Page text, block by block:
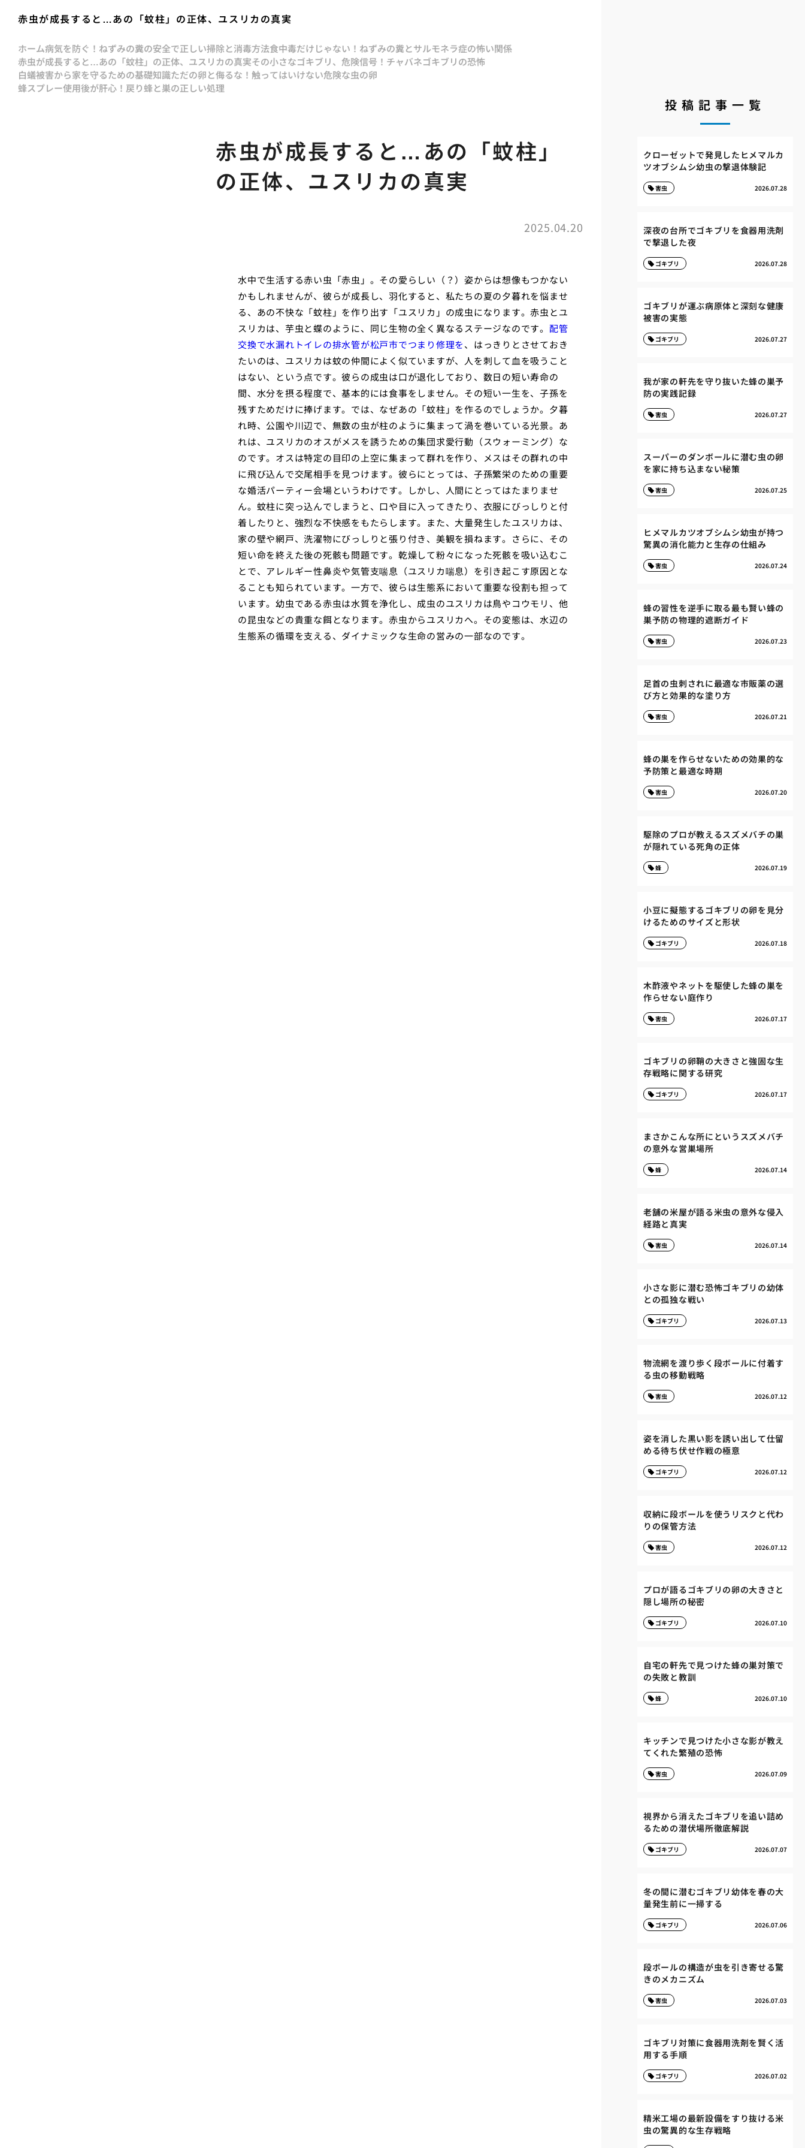
赤虫が成長すると…あの「蚊柱」の正体、ユスリカの真実
ホーム病気を防ぐ！ねずみの糞の安全で正しい掃除と消毒方法食中毒だけじゃない！ねずみの糞とサルモネラ症の怖い関係
赤虫が成長すると…あの「蚊柱」の正体、ユスリカの真実その小さなゴキブリ、危険信号！チャバネゴキブリの恐怖
白蟻被害から家を守るための基礎知識ただの卵と侮るな！触ってはいけない危険な虫の卵
蜂スプレー使用後が肝心！戻り蜂と巣の正しい処理
赤虫が成長すると…あの「蚊柱」
の正体、ユスリカの真実
2025.04.20
水中で生活する赤い虫「赤虫」。その愛らしい（？）姿からは想像もつかない
かもしれませんが、彼らが成長し、羽化すると、私たちの夏の夕暮れを悩ませ
る、あの不快な「蚊柱」を作り出す「ユスリカ」の成虫になります。赤虫とユ
スリカは、芋虫と蝶のように、同じ生物の全く異なるステージなのです。 配管
交換で水漏れトイレの排水管が松戸市でつまり修理を、はっきりとさせておき
たいのは、ユスリカは蚊の仲間によく似ていますが、人を刺して血を吸うこと
はない、という点です。彼らの成虫は口が退化しており、数日の短い寿命の
間、水分を摂る程度で、基本的には食事をしません。その短い一生を、子孫を
残すためだけに捧げます。では、なぜあの「蚊柱」を作るのでしょうか。夕暮
れ時、公園や川辺で、無数の虫が柱のように集まって渦を巻いている光景。あ
れは、ユスリカのオスがメスを誘うための集団求愛行動（スウォーミング）な
のです。オスは特定の目印の上空に集まって群れを作り、メスはその群れの中
に飛び込んで交尾相手を見つけます。彼らにとっては、子孫繁栄のための重要
な婚活パーティー会場というわけです。しかし、人間にとってはたまりませ
ん。蚊柱に突っ込んでしまうと、口や目に入ってきたり、衣服にびっしりと付
着したりと、強烈な不快感をもたらします。また、大量発生したユスリカは、
家の壁や網戸、洗濯物にびっしりと張り付き、美観を損ねます。さらに、その
短い命を終えた後の死骸も問題です。乾燥して粉々になった死骸を吸い込むこ
とで、アレルギー性鼻炎や気管支喘息（ユスリカ喘息）を引き起こす原因とな
ることも知られています。一方で、彼らは生態系において重要な役割も担って
います。幼虫である赤虫は水質を浄化し、成虫のユスリカは鳥やコウモリ、他
の昆虫などの貴重な餌となります。赤虫からユスリカへ。その変態は、水辺の
生態系の循環を支える、ダイナミックな生命の営みの一部なのです。
投稿記事一覧
クローゼットで発見したヒメマルカ
ツオブシムシ幼虫の撃退体験記
2026.07.28
害虫
深夜の台所でゴキブリを食器用洗剤
で撃退した夜
2026.07.28
ゴキブリ
ゴキブリが運ぶ病原体と深刻な健康
被害の実態
2026.07.27
ゴキブリ
我が家の軒先を守り抜いた蜂の巣予
防の実践記録
2026.07.27
害虫
スーパーのダンボールに潜む虫の卵
を家に持ち込まない秘策
2026.07.25
害虫
ヒメマルカツオブシムシ幼虫が持つ
驚異の消化能力と生存の仕組み
2026.07.24
害虫
蜂の習性を逆手に取る最も賢い蜂の
巣予防の物理的遮断ガイド
2026.07.23
害虫
足首の虫刺されに最適な市販薬の選
び方と効果的な塗り方
2026.07.21
害虫
蜂の巣を作らせないための効果的な
予防策と最適な時期
2026.07.20
害虫
駆除のプロが教えるスズメバチの巣
が隠れている死角の正体
2026.07.19
蜂
小豆に擬態するゴキブリの卵を見分
けるためのサイズと形状
2026.07.18
ゴキブリ
木酢液やネットを駆使した蜂の巣を
作らせない庭作り
2026.07.17
害虫
ゴキブリの卵鞘の大きさと強固な生
存戦略に関する研究
2026.07.17
ゴキブリ
まさかこんな所にというスズメバチ
の意外な営巣場所
2026.07.14
蜂
老舗の米屋が語る米虫の意外な侵入
経路と真実
2026.07.14
害虫
小さな影に潜む恐怖ゴキブリの幼体
との孤独な戦い
2026.07.13
ゴキブリ
物流網を渡り歩く段ボールに付着す
る虫の移動戦略
2026.07.12
害虫
姿を消した黒い影を誘い出して仕留
める待ち伏せ作戦の極意
2026.07.12
ゴキブリ
収納に段ボールを使うリスクと代わ
りの保管方法
2026.07.12
害虫
プロが語るゴキブリの卵の大きさと
隠し場所の秘密
2026.07.10
ゴキブリ
自宅の軒先で見つけた蜂の巣対策で
の失敗と教訓
2026.07.10
蜂
キッチンで見つけた小さな影が教え
てくれた繁殖の恐怖
2026.07.09
害虫
視界から消えたゴキブリを追い詰め
るための潜伏場所徹底解説
2026.07.07
ゴキブリ
冬の間に潜むゴキブリ幼体を春の大
量発生前に一掃する
2026.07.06
ゴキブリ
段ボールの構造が虫を引き寄せる驚
きのメカニズム
2026.07.03
害虫
ゴキブリ対策に食器用洗剤を賢く活
用する手順
2026.07.02
ゴキブリ
精米工場の最新設備をすり抜ける米
虫の驚異的な生存戦略